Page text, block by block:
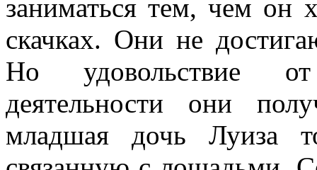
заниматься тем, чем он
скачках. Они не
Но удовольствие от
деятельности они
младшая дочь Луиза